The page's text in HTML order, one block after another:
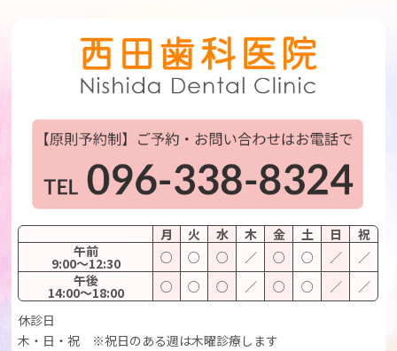
月 火 水 木 金 土 日
祝
午前
9:00〜12:30 ○ ○ ○ ／ ○ ○ ／
／
午後
14:00〜18:00 ○ ○ ○ ／ ○ ○ ／
／
休診日
木・日・祝 ※祝日のある週は木曜診療します